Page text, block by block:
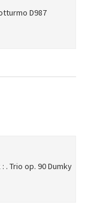
D987
. Trio op. 90 Dumky